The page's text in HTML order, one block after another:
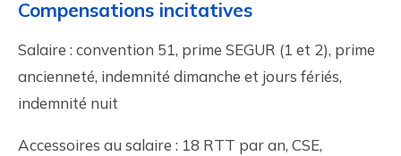
Compensations incitatives
Salaire : convention 51, prime SEGUR (1 et 2), prime
ancienneté, indemnité dimanche et jours fériés,
indemnité nuit
Accessoires au salaire : 18 RTT par an, CSE,